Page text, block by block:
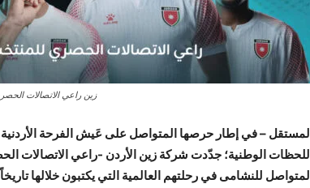
زين راعي الاتصالات
المستقل – في إطار حرصها المتواصل على عَيش الفرحة الأردنية
اللحظات الوطنية؛ جدّدت شركة زين الأردن -راعي الاتصالات
المتواصل للنشامى في رحلتهم العالمية التي يكتبون خلالها